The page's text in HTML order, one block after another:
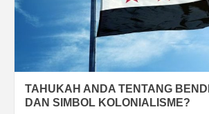
TAHUKAH ANDA TENTANG
DAN SIMBOL KOLONIALISME?